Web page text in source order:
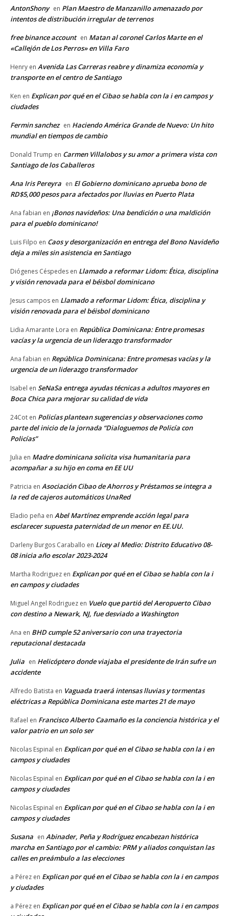
AntonShony en Plan Maestro de Manzanillo amenazado por
intentos de distribución irregular de terrenos
free binance account en Matan al coronel Carlos Marte en el
«Callejón de Los Perros» en Villa Faro
Henry en Avenida Las Carreras reabre y dinamiza economía y
transporte en el centro de Santiago
Ken en Explican por qué en el Cibao se habla con la i en campos y
ciudades
Fermin sanchez en Haciendo América Grande de Nuevo: Un hito
mundial en tiempos de cambio
Donald Trump en Carmen Villalobos y su amor a primera vista con
Santiago de los Caballeros
Ana Iris Pereyra en El Gobierno dominicano aprueba bono de
RD$5,000 pesos para afectados por lluvias en Puerto Plata
Ana fabian en ¡Bonos navideños: Una bendición o una maldición
para el pueblo dominicano!
Luis Filpo en Caos y desorganización en entrega del Bono Navideño
deja a miles sin asistencia en Santiago
Diógenes Céspedes en Llamado a reformar Lidom: Ética, disciplina
y visión renovada para el béisbol dominicano
Jesus campos en Llamado a reformar Lidom: Ética, disciplina y
visión renovada para el béisbol dominicano
Lidia Amarante Lora en República Dominicana: Entre promesas
vacías y la urgencia de un liderazgo transformador
Ana fabian en República Dominicana: Entre promesas vacías y la
urgencia de un liderazgo transformador
Isabel en SeNaSa entrega ayudas técnicas a adultos mayores en
Boca Chica para mejorar su calidad de vida
24Cot en Policías plantean sugerencias y observaciones como
parte del inicio de la jornada “Dialoguemos de Policía con
Policías”
Julia en Madre dominicana solicita visa humanitaria para
acompañar a su hijo en coma en EE UU
Patricia en Asociación Cibao de Ahorros y Préstamos se integra a
la red de cajeros automáticos UnaRed
Eladio peña en Abel Martínez emprende acción legal para
esclarecer supuesta paternidad de un menor en EE.UU.
Darleny Burgos Caraballo en Licey al Medio: Distrito Educativo 08-
08 inicia año escolar 2023-2024
Martha Rodriguez en Explican por qué en el Cibao se habla con la i
en campos y ciudades
Miguel Angel Rodriguez en Vuelo que partió del Aeropuerto Cibao
con destino a Newark, NJ, fue desviado a Washington
Ana en BHD cumple 52 aniversario con una trayectoria
reputacional destacada
Julia en Helicóptero donde viajaba el presidente de Irán sufre un
accidente
Alfredo Batista en Vaguada traerá intensas lluvias y tormentas
eléctricas a República Dominicana este martes 21 de mayo
Rafael en Francisco Alberto Caamaño es la conciencia histórica y el
valor patrio en un solo ser
Nicolas Espinal en Explican por qué en el Cibao se habla con la i en
campos y ciudades
Nicolas Espinal en Explican por qué en el Cibao se habla con la i en
campos y ciudades
Nicolas Espinal en Explican por qué en el Cibao se habla con la i en
campos y ciudades
Susana en Abinader, Peña y Rodríguez encabezan histórica
marcha en Santiago por el cambio: PRM y aliados conquistan las
calles en preámbulo a las elecciones
a Pérez en Explican por qué en el Cibao se habla con la i en campos
y ciudades
a Pérez en Explican por qué en el Cibao se habla con la i en campos